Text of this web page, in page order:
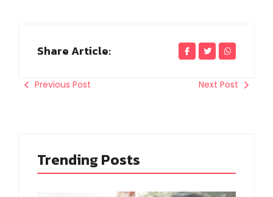
Share Article:
Previous Post Next Post
Trending Posts